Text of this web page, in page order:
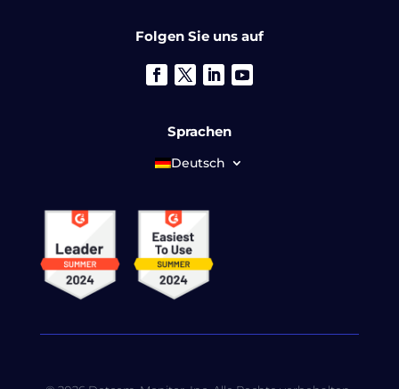
Folgen Sie uns auf
Sprachen
Deutsch